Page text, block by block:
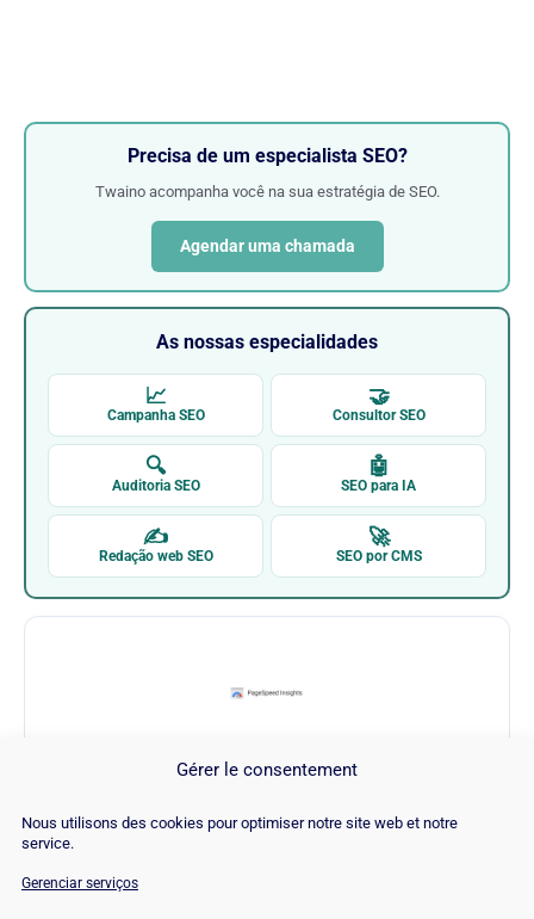
Gérer le consentement
Nous utilisons des cookies pour optimiser notre site web et notre
service.
Gerenciar serviços
Precisa de um especialista SEO?
Twaino acompanha você na sua estratégia de SEO.
Agendar uma chamada
As nossas especialidades
📈
Campanha SEO
🤝
Consultor SEO
🔍
Auditoria SEO
🤖
SEO para IA
✍
Redação web SEO
🚀
SEO por CMS